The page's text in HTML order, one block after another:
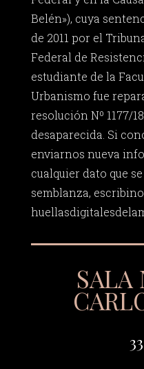
Belén»), cuya
de 2011 por el
Federal de
estudiante de la
Urbanismo fue
resolución Nº 1177/
desaparecida. Si
enviarnos nueva
cualquier dato que
semblanza,
SALA